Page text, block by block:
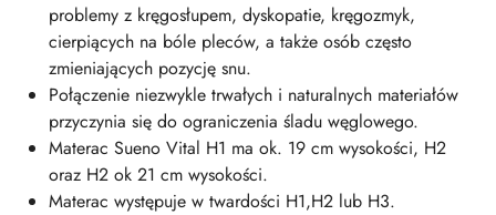
problemy z kręgosłupem, dyskopatie, kręgozmyk,
cierpiących na bóle pleców, a także osób często
zmieniających pozycję snu.
Połączenie niezwykle trwałych i naturalnych materiałów
przyczynia się do ograniczenia śladu węglowego.
Materac Sueno Vital H1 ma ok. 19 cm wysokości, H2
oraz H2 ok 21 cm wysokości.
Materac występuje w twardości H1,H2 lub H3.